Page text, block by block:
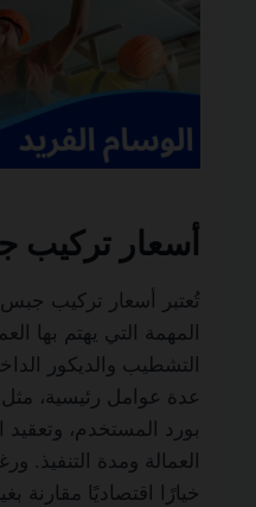
أسعار
تُعتبر أسعار تركيب
المهمة التي يهتم بها
التشطيب والديكور
عدة عوامل رئيسية،
بورد المستخدم، وتعقيد
العمالة ومدة
خيارًا اقتصاديًا